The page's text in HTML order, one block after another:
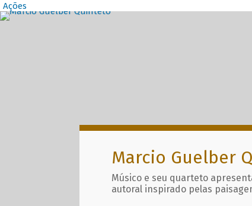
Ações
Destaques
Marcio Guelber
Músico e seu quarteto
autoral inspirado pelas